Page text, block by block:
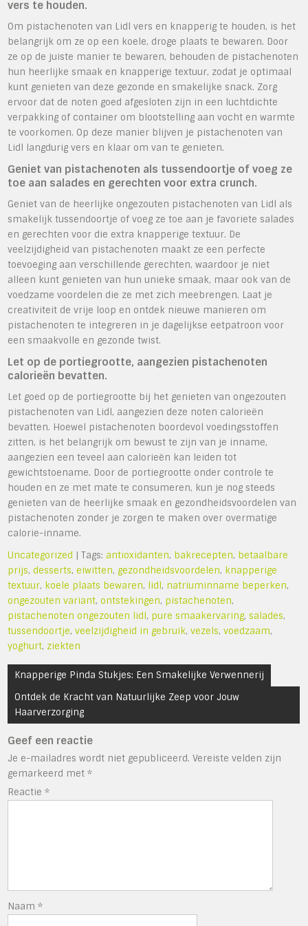
vers te houden.
Om pistachenoten van Lidl vers en knapperig te houden, is het
belangrijk om ze op een koele, droge plaats te bewaren. Door
ze op de juiste manier te bewaren, behouden de pistachenoten
hun heerlijke smaak en knapperige textuur, zodat je optimaal
kunt genieten van deze gezonde en smakelijke snack. Zorg
ervoor dat de noten goed afgesloten zijn in een luchtdichte
verpakking of container om blootstelling aan vocht en warmte
te voorkomen. Op deze manier blijven je pistachenoten van
Lidl langdurig vers en klaar om van te genieten.
Geniet van pistachenoten als tussendoortje of voeg ze
toe aan salades en gerechten voor extra crunch.
Geniet van de heerlijke ongezouten pistachenoten van Lidl als
smakelijk tussendoortje of voeg ze toe aan je favoriete salades
en gerechten voor die extra knapperige textuur. De
veelzijdigheid van pistachenoten maakt ze een perfecte
toevoeging aan verschillende gerechten, waardoor je niet
alleen kunt genieten van hun unieke smaak, maar ook van de
voedzame voordelen die ze met zich meebrengen. Laat je
creativiteit de vrije loop en ontdek nieuwe manieren om
pistachenoten te integreren in je dagelijkse eetpatroon voor
een smaakvolle en gezonde twist.
Let op de portiegrootte, aangezien pistachenoten
calorieën bevatten.
Let goed op de portiegrootte bij het genieten van ongezouten
pistachenoten van Lidl, aangezien deze noten calorieën
bevatten. Hoewel pistachenoten boordevol voedingsstoffen
zitten, is het belangrijk om bewust te zijn van je inname,
aangezien een teveel aan calorieën kan leiden tot
gewichtstoename. Door de portiegrootte onder controle te
houden en ze met mate te consumeren, kun je nog steeds
genieten van de heerlijke smaak en gezondheidsvoordelen van
pistachenoten zonder je zorgen te maken over overmatige
calorie-inname.
Uncategorized | Tags: antioxidanten, bakrecepten, betaalbare
prijs,desserts,eiwitten,gezondheidsvoordelen, knapperige
textuur, koele plaats bewaren, lidl, natriuminname beperken,
ongezouten variant,ontstekingen, pistachenoten,
pistachenoten ongezouten lidl, pure smaakervaring,salades,
tussendoortje,veelzijdigheid in gebruik,vezels,voedzaam,
yoghurt, ziekten
Bericht
navigatie
Knapperige Pinda Stukjes: Een Smakelijke Verwennerij
Ontdek de Kracht van Natuurlijke Zeep voor Jouw
Haarverzorging
Geef een reactie
Je e-mailadres wordt niet gepubliceerd. Vereiste velden zijn
gemarkeerd met*
Reactie*
Naam*